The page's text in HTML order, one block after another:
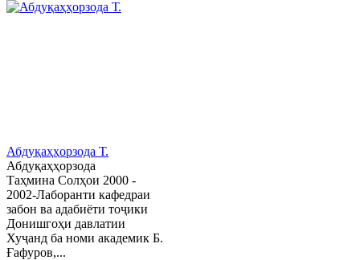
Абдуқаҳҳорзода Т.
Абдуқаҳҳорзода
Таҳмина Солҳои 2000 -
2002-Лаборанти кафедраи
забон ва адабиёти тоҷики
Донишгоҳи давлатии
Хуҷанд ба номи академик Б.
Ғафуров,...